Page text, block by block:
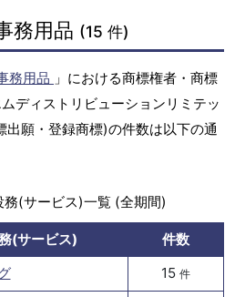
務用品 (15 件)
務用品 」における商標権者・商標
ディストリビューションリミテッ
出願・登録商標)の件数は以下の通
(サービス)一覧 (全期間)
(サービス)
件数
15 件